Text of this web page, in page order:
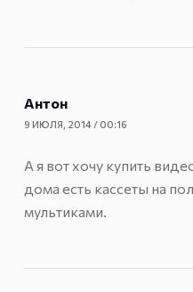
Антон
9 ИЮЛЯ, 2014 / 00:16
А я вот хочу купить
дома есть кассеты на
мультиками.